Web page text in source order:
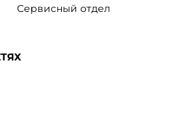
Сервисный отдел